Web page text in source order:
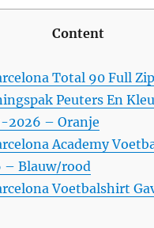
Content
Total 90 Full Zip
Peuters En
2026 – Oranje
Academy
– Blauw/rood
Voetbalshirt